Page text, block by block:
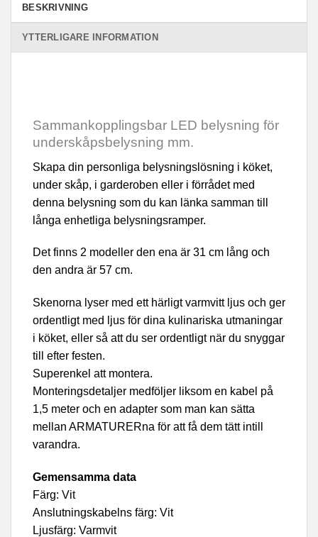
BESKRIVNING
YTTERLIGARE INFORMATION
Sammankopplingsbar LED belysning för
underskåpsbelysning mm.
Skapa din personliga belysningslösning i köket,
under skåp, i garderoben eller i förrådet med
denna belysning som du kan länka samman till
långa enhetliga belysningsramper.
Det finns 2 modeller den ena är 31 cm lång och
den andra är 57 cm.
Skenorna lyser med ett härligt varmvitt ljus och ger
ordentligt med ljus för dina kulinariska utmaningar
i köket, eller så att du ser ordentligt när du snyggar
till efter festen.
Superenkel att montera.
Monteringsdetaljer medföljer liksom en kabel på
1,5 meter och en adapter som man kan sätta
mellan ARMATURERna för att få dem tätt intill
varandra.
Gemensamma data
Färg: Vit
Anslutningskabelns färg: Vit
Ljusfärg: Varmvit